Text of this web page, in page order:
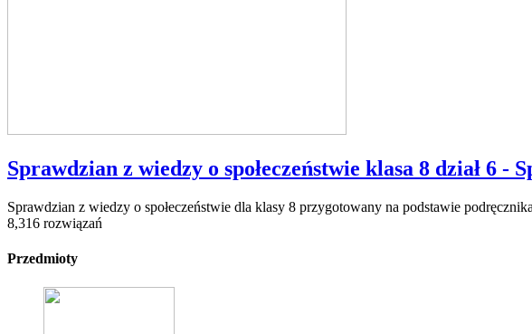
Sprawdzian z wiedzy o społeczeństwie klasa 8 dział 6
Sprawdzian z wiedzy o społeczeństwie dla klasy 8 przygotowany na podstawie
8,316 rozwiązań
Przedmioty